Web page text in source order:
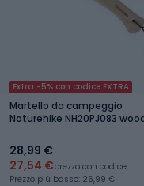
Extra -5% con codice EXTRA
Martello da campeggio
Naturehike NH20PJ083
28,99 €
27,54 €prezzo con codice
Prezzo più basso: 26,99 €